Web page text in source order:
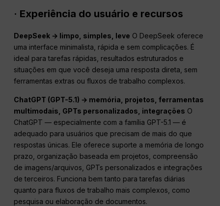
· Experiência do usuário e recursos
DeepSeek → limpo, simples, leve O DeepSeek oferece
uma interface minimalista, rápida e sem complicações. É
ideal para tarefas rápidas, resultados estruturados e
situações em que você deseja uma resposta direta, sem
ferramentas extras ou fluxos de trabalho complexos.
ChatGPT (GPT-5.1) → memória, projetos, ferramentas
multimodais, GPTs personalizados, integrações O
ChatGPT — especialmente com a família GPT-5.1 — é
adequado para usuários que precisam de mais do que
respostas únicas. Ele oferece suporte a memória de longo
prazo, organização baseada em projetos, compreensão
de imagens/arquivos, GPTs personalizados e integrações
de terceiros. Funciona bem tanto para tarefas diárias
quanto para fluxos de trabalho mais complexos, como
pesquisa ou elaboração de documentos.